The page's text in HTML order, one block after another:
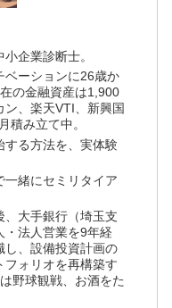
企業診断士。
ベーションに26歳か
の金融資産は1,900
、楽天VTI、新興国
積み立て中。
する方法を、実体験
一緒にセミリタイア
、大手銀行（埼玉支
・法人営業を9年経
し、設備投資計画の
フォリオを再構築す
野球観戦、お酒をた